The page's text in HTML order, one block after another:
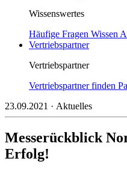
Wissenswertes
Häufige Fragen Wissen
Vertriebspartner
Vertriebspartner
Vertriebspartner finden
23.09.2021 · Aktuelles
Messerückblick
Erfolg!